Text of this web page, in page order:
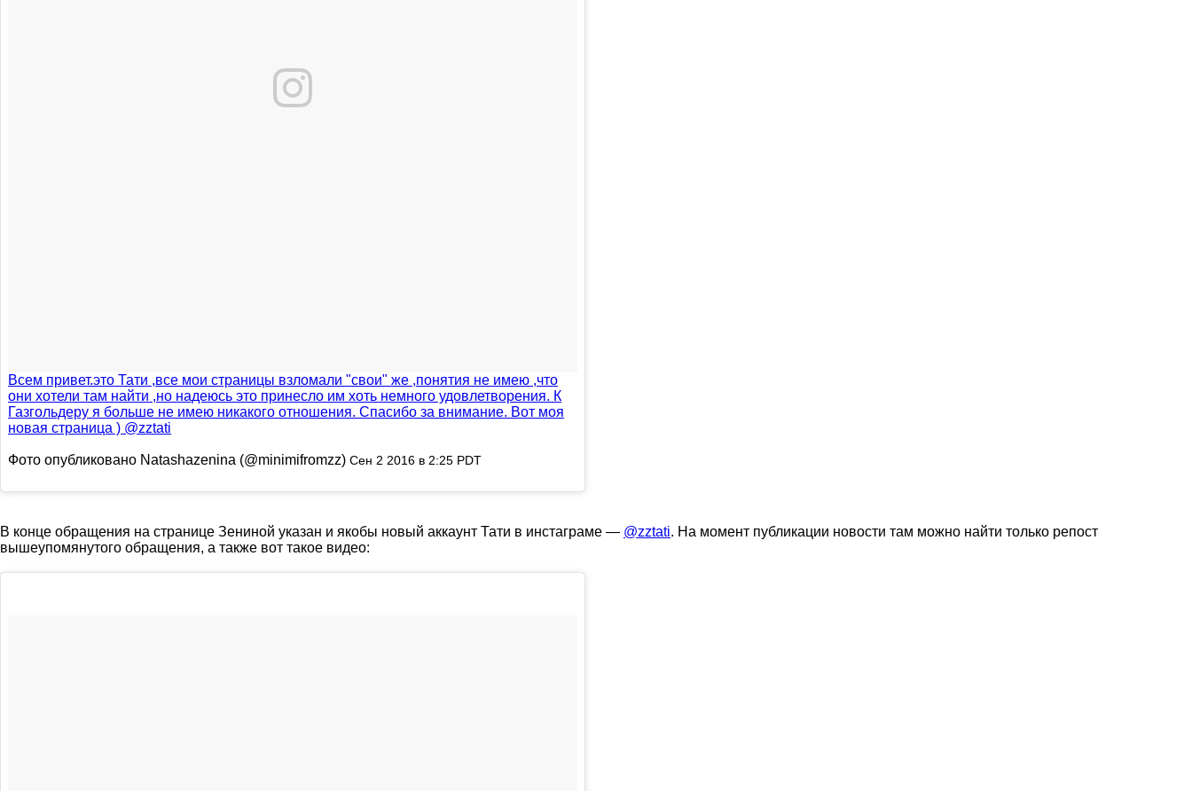
Всем привет.это Тати ,все мои страницы взломали "свои" же ,понятия не имею ,что
они хотели там найти ,но надеюсь это принесло им хоть немного удовлетворения. К
Газгольдеру я больше не имею никакого отношения. Спасибо за внимание. Вот моя
новая страница ) @zztati
Фото опубликовано Natashazenina (@minimifromzz) Сен 2 2016 в 2:25 PDT
В конце обращения на странице Зениной указан и якобы новый аккаунт Тати в инстаграме — @zztati. На момент публикации новости там можно найти только репост
вышеупомянутого обращения, а также вот такое видео: